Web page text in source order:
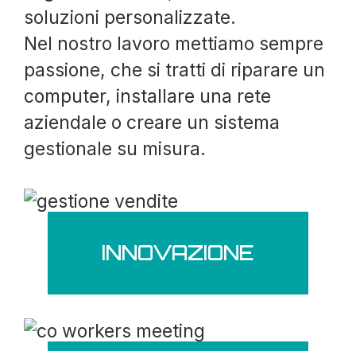
soluzioni personalizzate.
Nel nostro lavoro mettiamo sempre
passione, che si tratti di riparare un
computer, installare una rete
aziendale o creare un sistema
gestionale su misura.
INNOVAZIONE